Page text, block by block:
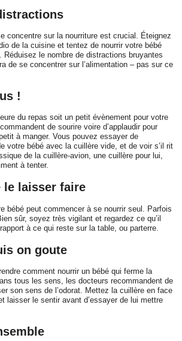
concentre sur la nourriture est crucial. Éteignez
de la cuisine et tentez de nourrir votre bébé
Réduisez le nombre de distractions bruyantes
de se concentrer sur l’alimentation – pas sur ce
!
du repas soit un petit évènement pour votre
de sourire voire d’applaudir pour
à manger. Vous pouvez essayer de
votre bébé avec la cuillère vide, et de voir s’il rit
de la cuillère-avion, une cuillère pour lui,
à tenter.
le laisser faire
bébé peut commencer à se nourrir seul. Parfois
sûr, soyez très vigilant et regardez ce qu’il
à ce qui reste sur la table, ou parterre.
on goute
comment nourrir un bébé qui ferme la
tous les sens, les docteurs recommandent de
son sens de l’odorat. Mettez la cuillère en face
laisser le sentir avant d’essayer de lui mettre